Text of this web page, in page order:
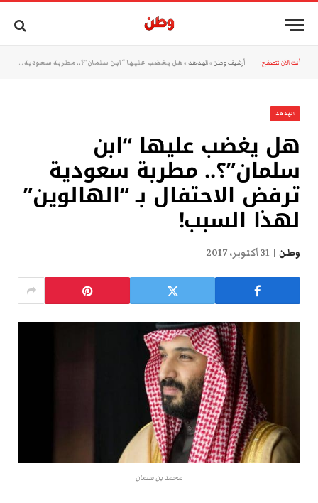
أنت الآن تتصفح: أرشيف وطن »الهدهد »هل يغضب عليها “ابن سلمان”؟.. مطربة سعودية ترفض الاحتفال بـ “الهالوين” لهذا السبب!
الهدهد
هل يغضب عليها “ابن
سلمان”؟.. مطربة سعودية
ترفض الاحتفال بـ “الهالوين”
لهذا السبب!
وطن 31 أكتوبر، 2017
محمد بن سلمان